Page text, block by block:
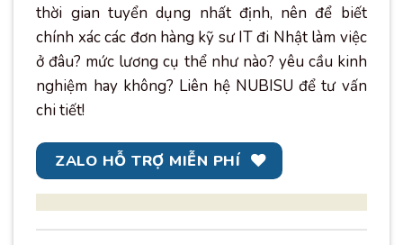
thời gian tuyển dụng nhất định, nên để biết
chính xác các đơn hàng kỹ sư IT đi Nhật làm việc
ở đâu? mức lương cụ thể như nào? yêu cầu kinh
nghiệm hay không? Liên hệ NUBISU để tư vấn
chi tiết!
ZALO HỖ TRỢ MIỄN PHÍ